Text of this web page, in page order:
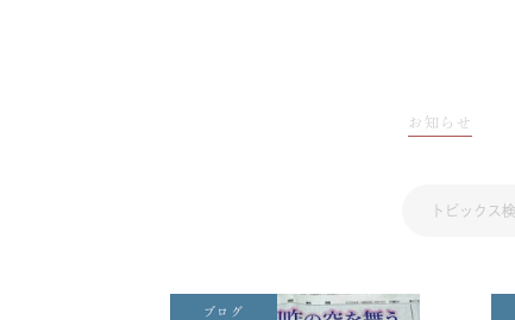
お知らせ
ブログ